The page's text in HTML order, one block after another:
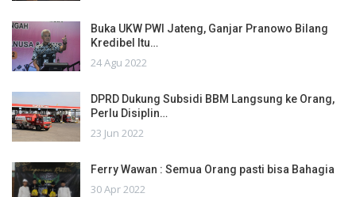
Buka UKW PWI Jateng, Ganjar Pranowo Bilang
Kredibel Itu…
24 Agu 2022
DPRD Dukung Subsidi BBM Langsung ke Orang,
Perlu Disiplin…
23 Jun 2022
Ferry Wawan : Semua Orang pasti bisa Bahagia
30 Apr 2022